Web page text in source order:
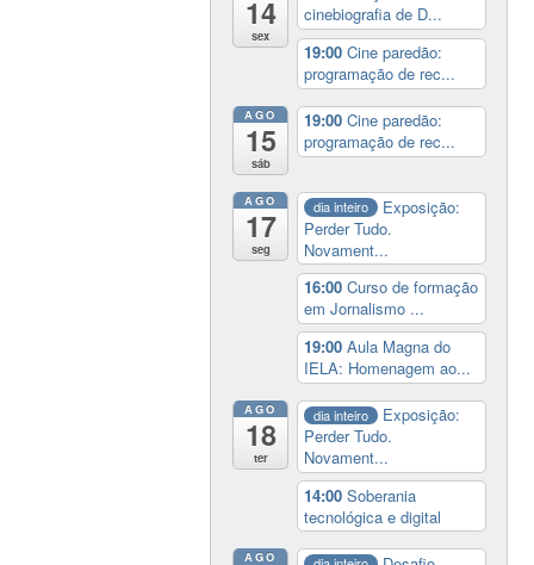
14
sex
cinebiografia de D...
19:00Cine paredão:
programação de rec...
AGO
15
sáb
19:00Cine paredão:
programação de rec...
AGO
17
seg
dia inteiro
Exposição:
Perder Tudo.
Novament...
16:00Curso de formação
em Jornalismo ...
19:00Aula Magna do
IELA: Homenagem ao...
AGO
18
ter
dia inteiro
Exposição:
Perder Tudo.
Novament...
14:00Soberania
tecnológica e digital
AGO